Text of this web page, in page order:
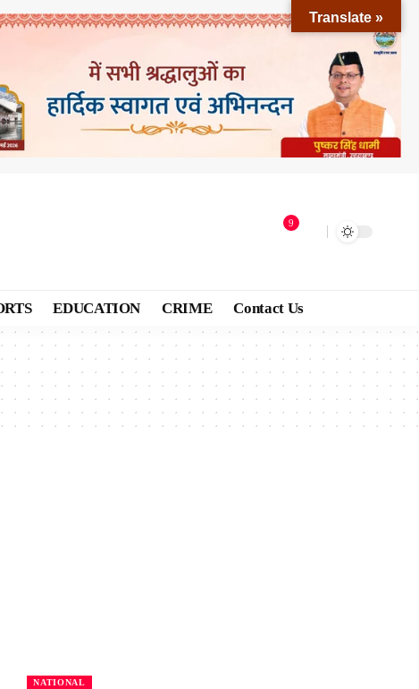
9
EDUCATION CRIME Contact Us
NATIONAL
Translate »